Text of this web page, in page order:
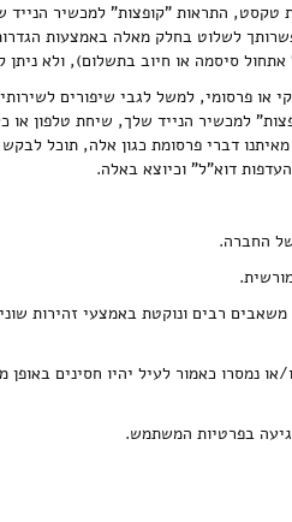
טקסט, התראות "קופצות" למכשיר
לשלוט בחלק מאלה באמצעות
אתחול סיסמה או חיוב בתשלום), ולא ניתן
או פרסומי, למשל לגבי שיפורים
למכשיר הנייד שלך, שיחת טלפון
דברי פרסומת כגון אלה, תוכל
דוא"ל" וכיוצא באלה.
רבים ונוקטת באמצעי זהירות
נמסרו כאמור לעיל יהיו חסינים